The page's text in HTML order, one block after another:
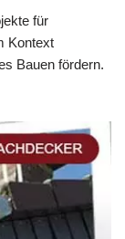
für
Kontext
Bauen fördern.